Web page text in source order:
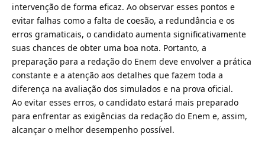
intervenção de forma eficaz. Ao observar esses pontos e
evitar falhas como a falta de coesão, a redundância e os
erros gramaticais, o candidato aumenta significativamente
suas chances de obter uma boa nota. Portanto, a
preparação para a redação do Enem deve envolver a prática
constante e a atenção aos detalhes que fazem toda a
diferença na avaliação dos simulados e na prova oficial.
Ao evitar esses erros, o candidato estará mais preparado
para enfrentar as exigências da redação do Enem e, assim,
alcançar o melhor desempenho possível.